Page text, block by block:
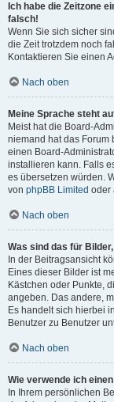
Ich habe die Zeitzone
falsch!
Wenn Sie sich sicher
die Zeit trotzdem noch
Kontaktieren Sie einen
Nach oben
Meine Sprache steht
Meist hat die Board-
niemand hat das Forum
einen Board-
installieren kann. Falls
es übersetzen würden.
von phpBB Limited oder
Nach oben
Was sind das für
In der Beitragsansicht
Eines dieser Bilder ist
Kästchen oder Punkte,
angeben. Das andere,
Es handelt sich hierbei
Benutzer zu Benutzer
Nach oben
Wie verwende ich
In Ihrem persönlichen